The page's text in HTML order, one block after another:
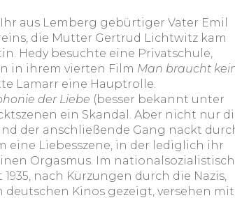
aus Lemberg gebürtiger Vater Emil
die Mutter Gertrud Lichtwitz kam
Hedy besuchte eine Privatschule,
in ihrem vierten Film Man braucht
Lamarr eine Hauptrolle.
der Liebe (besser bekannt unter
ein Skandal. Aber nicht nur
der anschließende Gang nackt
eine Liebesszene, in der lediglich ihr
Orgasmus. Im
nach Kürzungen durch die Nazis,
Kinos gezeigt, versehen mit